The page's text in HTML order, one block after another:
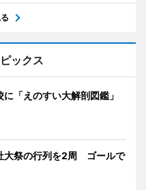
ックス
「えのすい大解剖図鑑」
大祭の行列を2周 ゴールで